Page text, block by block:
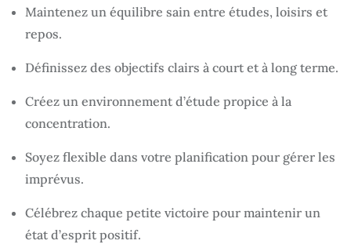
Maintenez un équilibre sain entre études, loisirs et
repos.
Définissez des objectifs clairs à court et à long terme.
Créez un environnement d’étude propice à la
concentration.
Soyez flexible dans votre planification pour gérer les
imprévus.
Célébrez chaque petite victoire pour maintenir un
état d’esprit positif.